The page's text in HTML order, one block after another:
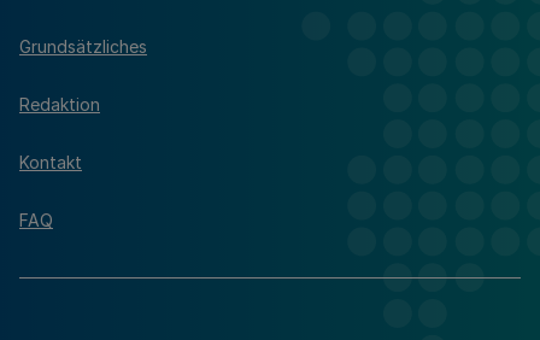
Grundsätzliches
Redaktion
Kontakt
FAQ